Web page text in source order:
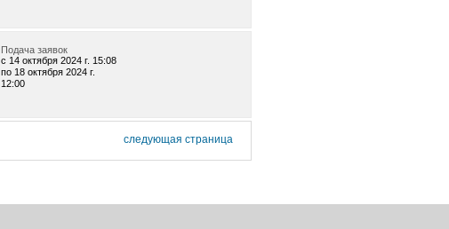
Подача заявок
c 14 октября 2024 г. 15:08
по 18 октября 2024 г.
12:00
следующая страница